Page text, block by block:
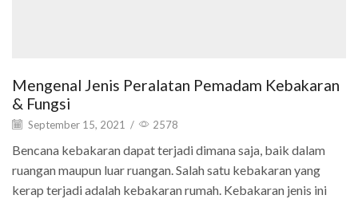
Mengenal Jenis Peralatan Pemadam Kebakaran
& Fungsi
September 15, 2021 / 2578
Bencana kebakaran dapat terjadi dimana saja, baik dalam
ruangan maupun luar ruangan. Salah satu kebakaran yang
kerap terjadi adalah kebakaran rumah. Kebakaran jenis ini